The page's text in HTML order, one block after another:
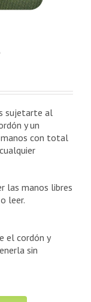
sujetarte al
y un
con total
las manos libres
leer.
el cordón y
sin